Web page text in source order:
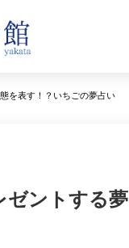
を表す！？いちごの夢占い
ゼントする夢